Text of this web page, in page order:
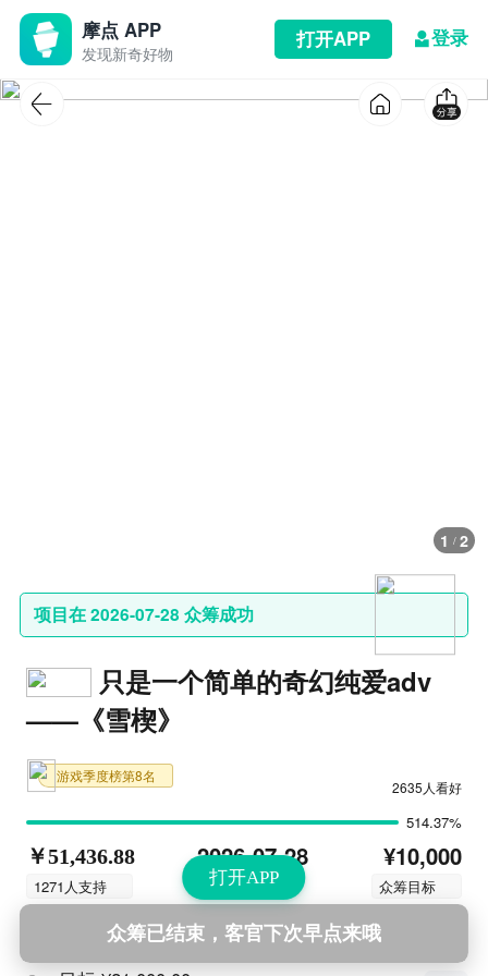
摩点 APP
发现新奇好物
打开APP 登录
打开APP
1 / 2
项目在 2026-07-28 众筹成功
只是一个简单的奇幻纯爱adv
——《雪楔》
游戏季度榜第8名
2635人看好
514.37%
￥51,436.88
1271人支持
2026-07-28
结束时间
¥10,000
众筹目标
众筹已结束，客官下次早点来哦